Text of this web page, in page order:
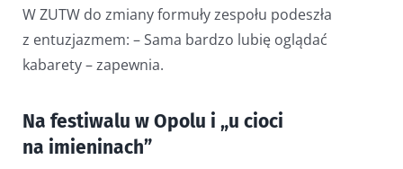
W ZUTW do zmiany formuły zespołu podeszła
z entuzjazmem: – Sama bardzo lubię oglądać
kabarety – zapewnia.
Na festiwalu w Opolu i „u cioci
na imieninach”